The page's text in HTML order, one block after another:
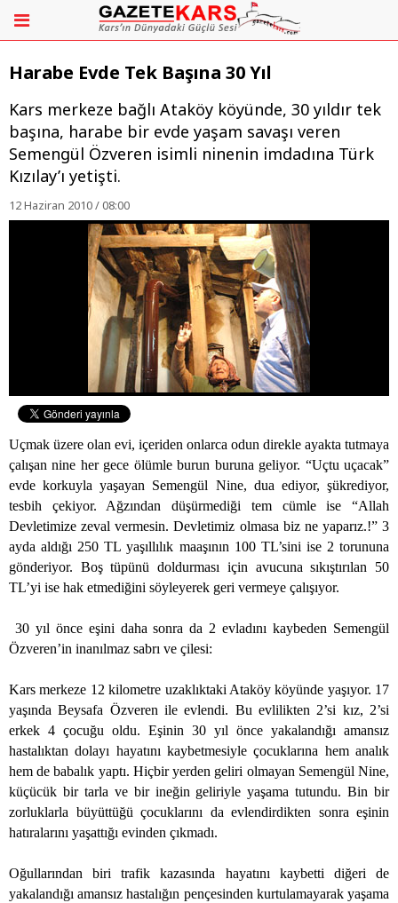
Harabe Evde Tek Başına 30 Yıl
Kars merkeze bağlı Ataköy köyünde, 30 yıldır tek
başına, harabe bir evde yaşam savaşı veren
Semengül Özveren isimli ninenin imdadına Türk
Kızılay’ı yetişti.
12 Haziran 2010 / 08:00
Uçmak üzere olan evi, içeriden onlarca odun direkle ayakta tutmaya
çalışan nine her gece ölümle burun buruna geliyor. “Uçtu uçacak”
evde korkuyla yaşayan Semengül Nine, dua ediyor, şükrediyor,
tesbih çekiyor. Ağzından düşürmediği tem cümle ise “Allah
Devletimize zeval vermesin. Devletimiz olmasa biz ne yaparız.!” 3
ayda aldığı 250 TL yaşıllılık maaşının 100 TL’sini ise 2 torununa
gönderiyor. Boş tüpünü doldurması için avucuna sıkıştırılan 50
TL’yi ise hak etmediğini söyleyerek geri vermeye çalışıyor.
30 yıl önce eşini daha sonra da 2 evladını kaybeden Semengül
Özveren’in inanılmaz sabrı ve çilesi:
Kars merkeze 12 kilometre uzaklıktaki Ataköy köyünde yaşıyor. 17
yaşında Beysafa Özveren ile evlendi. Bu evlilikten 2’si kız, 2’si
erkek 4 çocuğu oldu. Eşinin 30 yıl önce yakalandığı amansız
hastalıktan dolayı hayatını kaybetmesiyle çocuklarına hem analık
hem de babalık yaptı. Hiçbir yerden geliri olmayan Semengül Nine,
küçücük bir tarla ve bir ineğin geliriyle yaşama tutundu. Bin bir
zorluklarla büyüttüğü çocuklarını da evlendirdikten sonra eşinin
hatıralarını yaşattığı evinden çıkmadı.
Oğullarından biri trafik kazasında hayatını kaybetti diğeri de
yakalandığı amansız hastalığın pençesinden kurtulamayarak yaşama